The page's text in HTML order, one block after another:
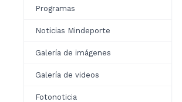
Programas
Noticias Mindeporte
Galería de imágenes
Galería de videos
Fotonoticia